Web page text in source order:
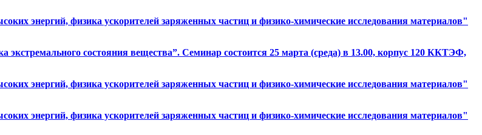
энергий, физика ускорителей заряженных частиц и физико-химические исследования материалов"
состояния вещества”. Семинар состоится 25 марта (среда) в 13.00, корпус 120 ККТЭФ,
энергий, физика ускорителей заряженных частиц и физико-химические исследования материалов"
энергий, физика ускорителей заряженных частиц и физико-химические исследования материалов"